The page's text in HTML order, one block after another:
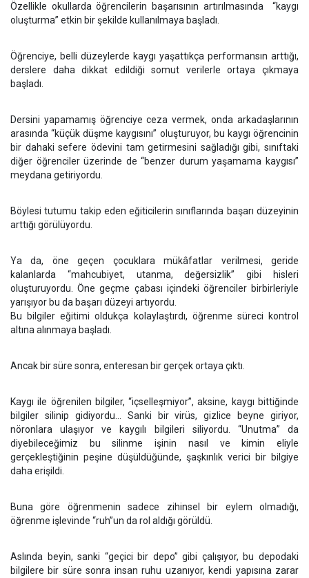
Özellikle okullarda öğrencilerin başarısının artırılmasında “kaygı
oluşturma” etkin bir şekilde kullanılmaya başladı.
Öğrenciye, belli düzeylerde kaygı yaşattıkça performansın arttığı,
derslere daha dikkat edildiği somut verilerle ortaya çıkmaya
başladı.
Dersini yapamamış öğrenciye ceza vermek, onda arkadaşlarının
arasında “küçük düşme kaygısını” oluşturuyor, bu kaygı öğrencinin
bir dahaki sefere ödevini tam getirmesini sağladığı gibi, sınıftaki
diğer öğrenciler üzerinde de “benzer durum yaşamama kaygısı”
meydana getiriyordu.
Böylesi tutumu takip eden eğiticilerin sınıflarında başarı düzeyinin
arttığı görülüyordu.
Ya da, öne geçen çocuklara mükâfatlar verilmesi, geride
kalanlarda “mahcubiyet, utanma, değersizlik” gibi hisleri
oluşturuyordu. Öne geçme çabası içindeki öğrenciler birbirleriyle
yarışıyor bu da başarı düzeyi artıyordu.
Bu bilgiler eğitimi oldukça kolaylaştırdı, öğrenme süreci kontrol
altına alınmaya başladı.
Ancak bir süre sonra, enteresan bir gerçek ortaya çıktı.
Kaygı ile öğrenilen bilgiler, “içselleşmiyor”, aksine, kaygı bittiğinde
bilgiler silinip gidiyordu… Sanki bir virüs, gizlice beyne giriyor,
nöronlara ulaşıyor ve kaygılı bilgileri siliyordu. “Unutma” da
diyebileceğimiz bu silinme işinin nasıl ve kimin eliyle
gerçekleştiğinin peşine düşüldüğünde, şaşkınlık verici bir bilgiye
daha erişildi.
Buna göre öğrenmenin sadece zihinsel bir eylem olmadığı,
öğrenme işlevinde “ruh”un da rol aldığı görüldü.
Aslında beyin, sanki “geçici bir depo” gibi çalışıyor, bu depodaki
bilgilere bir süre sonra insan ruhu uzanıyor, kendi yapısına zarar